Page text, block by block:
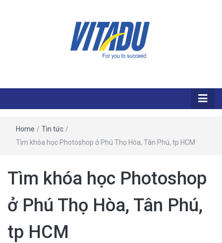
Home / Tin tức /
Tìm khóa học Photoshop ở Phú Thọ Hòa, Tân Phú, tp HCM
Tìm khóa học Photoshop
ở Phú Thọ Hòa, Tân Phú,
tp HCM